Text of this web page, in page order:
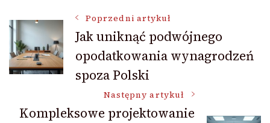
Nawigacja
wpisu
Poprzedni artykuł
Jak uniknąć podwójnego
opodatkowania wynagrodzeń
spoza Polski
Następny artykuł
Kompleksowe projektowanie